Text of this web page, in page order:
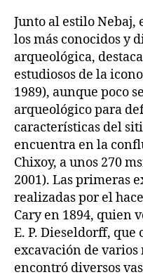
Junto al estilo Nebaj,
los más conocidos y
arqueológica,
estudiosos de la
1989), aunque poco
arqueológico para
características del
encuentra en la
Chixoy, a unos 270
2001). Las primeras
realizadas por el
Cary en 1894, quien
E. P. Dieseldorff,
excavación de
encontró diversos